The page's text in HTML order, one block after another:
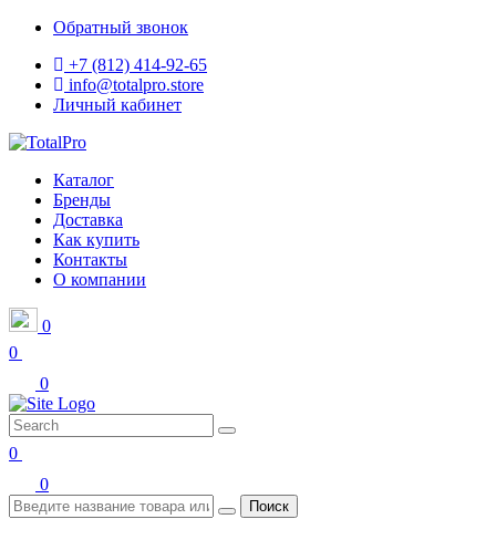
Обратный звонок
+7 (812) 414-92-65
info@totalpro.store
Личный кабинет
Каталог
Бренды
Доставка
Как купить
Контакты
О компании
0
0
0
0
0
Поиск